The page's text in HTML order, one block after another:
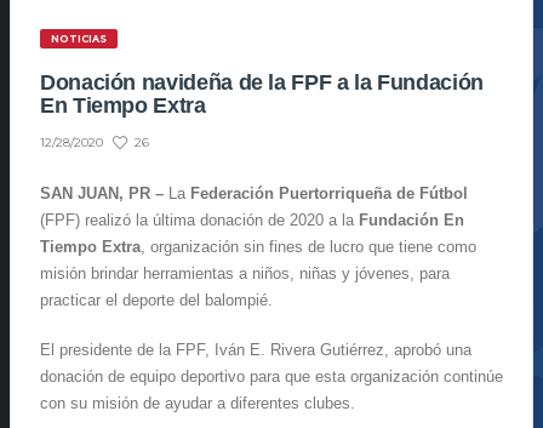
NOTICIAS
Donación navideña de la FPF a la Fundación
En Tiempo Extra
12/28/2020 26
SAN JUAN, PR – La Federación Puertorriqueña de Fútbol
(FPF) realizó la última donación de 2020 a la Fundación En
Tiempo Extra , organización sin fines de lucro que tiene como
misión brindar herramientas a niños, niñas y jóvenes, para
practicar el deporte del balompié.
El presidente de la FPF, Iván E. Rivera Gutiérrez, aprobó una
donación de equipo deportivo para que esta organización continúe
con su misión de ayudar a diferentes clubes.